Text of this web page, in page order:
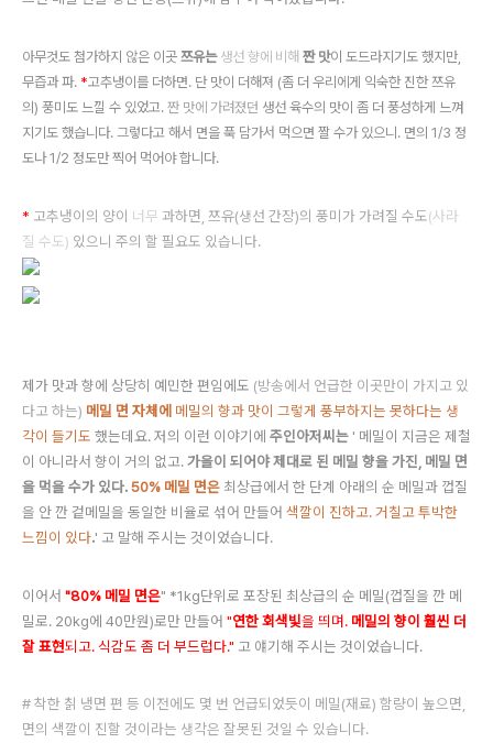
아무것도 첨가하지 않은 이곳 쯔유는 생선 향에 비해 짠 맛이 도드라지기도 했지만,
무즙과 파. *고추냉이를 더하면. 단 맛이 더해져 (좀 더 우리에게 익숙한 진한 쯔유
의) 풍미도 느낄 수 있었고. 짠 맛에 가려졌던 생선 육수의 맛이 좀 더 풍성하게 느껴
지기도 했습니다. 그렇다고 해서 면을 푹 담가서 먹으면 짤 수가 있으니. 면의 1/3 정
도나 1/2 정도만 찍어 먹어야 합니다.
* 고추냉이의 양이 너무 과하면, 쯔유(생선 간장)의 풍미가 가려질 수도(사라
질 수도) 있으니 주의 할 필요도 있습니다.
제가 맛과 향에 상당히 예민한 편임에도 (방송에서 언급한 이곳만이 가지고 있
다고 하는) 메밀 면 자체에 메밀의 향과 맛이 그렇게 풍부하지는 못하다는 생
각이 들기도 했는데요. 저의 이런 이야기에 주인아저씨는 ' 메밀이 지금은 제철
이 아니라서 향이 거의 없고.가을이 되어야 제대로 된 메밀 향을 가진, 메밀 면
을 먹을 수가 있다.50% 메밀 면은 최상급에서 한 단계 아래의 순 메밀과 껍질
을 안 깐 겉메밀을 동일한 비율로 섞어 만들어 색깔이 진하고. 거칠고 투박한
느낌이 있다.' 고 말해 주시는 것이었습니다.
이어서 "80% 메밀 면은" *1kg단위로 포장된 최상급의 순 메밀(껍질을 깐 메
밀로. 20kg에 40만원)로만 만들어 "연한회색빛을 띄며. 메밀의 향이 훨씬 더
잘 표현되고. 식감도 좀 더 부드럽다." 고 얘기해 주시는 것이었습니다.
#착한 칡 냉면 편 등 이전에도 몇 번 언급되었듯이 메밀(재료) 함량이 높으면,
면의 색깔이 진할 것이라는 생각은 잘못된 것일 수 있습니다.